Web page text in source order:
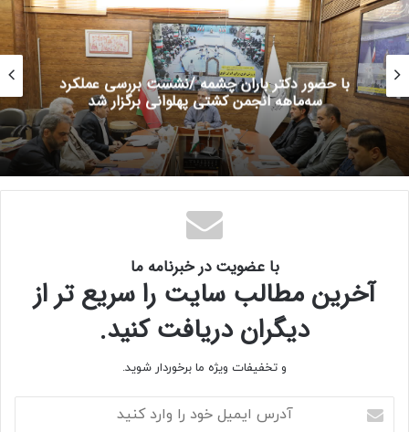
با حضور دکتر باران چشمه /نشست بررسی عملکرد
سه‌ماهه انجمن کشتی پهلوانی برگزار شد
با عضویت در خبرنامه ما
آخرین مطالب سایت را سریع تر از
دیگران دریافت کنید.
و تخفیفات ویژه ما برخوردار شوید.
ایمیل